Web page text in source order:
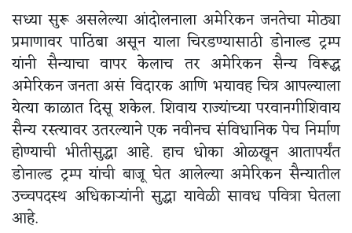
सध्या सुरू असलेल्या आंदोलनाला अमेरिकन जनतेचा मोठ्या
प्रमाणावर पाठिंबा असून याला चिरडण्यासाठी डोनाल्ड ट्रम्प
यांनी सैन्याचा वापर केलाच तर अमेरिकन सैन्य विरूद्ध
अमेरिकन जनता असं विदारक आणि भयावह चित्र आपल्याला
येत्या काळात दिसू शकेल. शिवाय राज्यांच्या परवानगीशिवाय
सैन्य रस्त्यावर उतरल्याने एक नवीनच संविधानिक पेच निर्माण
होण्याची भीतीसुद्धा आहे. हाच धोका ओळखून आतापर्यंत
डोनाल्ड ट्रम्प यांची बाजू घेत आलेल्या अमेरिकन सैन्यातील
उच्चपदस्थ अधिकाऱ्यांनी सुद्धा यावेळी सावध पवित्रा घेतला
आहे.